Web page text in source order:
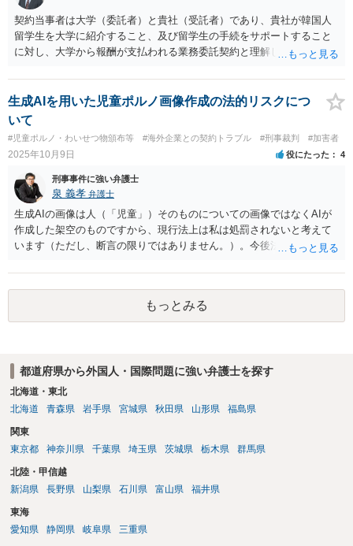
契約当事者は大学（委託者）と貴社（受託者）であり、貴社が韓国人
留学生を大学に紹介すること、及び留学生の手続をサポートすること
に対し、大学から報酬が支払われる業務委託契約と理解しました。 留
き、契約書の作成・チェックを多く行った経験があります。
生成AIを用いた児童ポルノ画像作成の法的リスクにつ
いて
#児童ポルノ・わいせつ物頒布等 #海外企業との契約トラブル #刑事裁判 #加害者
2025年10月9日 役にたった 4
刑事事件に強い弁護士
泉 義孝 弁護士
生成AIの画像は人（「児童」）そのものについての画像ではなくAIが
作成した架空のものですから、現行法上は私は処罰されないと考えて
います（ただし、断言の限りではありません。）。今後法律改正があ
かどうか不明ですが、よろしくお願いいたします。
もっとみる
都道府県から外国人・国際問題に強い弁護士を探す
北海道・東北
北海道
青森県 岩手県 宮城県 秋田県 山形県 福島県
関東
東京都
神奈川県 千葉県 埼玉県 茨城県 栃木県 群馬県
北陸・甲信越
新潟県
長野県 山梨県 石川県 富山県 福井県
東海
愛知県
静岡県 岐阜県 三重県